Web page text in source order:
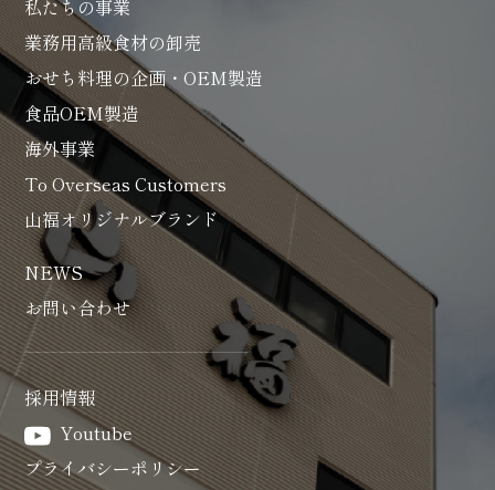
私たちの事業
業務用高級食材の卸売
おせち料理の企画・OEM製造
食品OEM製造
海外事業
To Overseas Customers
山福オリジナルブランド
NEWS
お問い合わせ
採用情報
Youtube
プライバシーポリシー